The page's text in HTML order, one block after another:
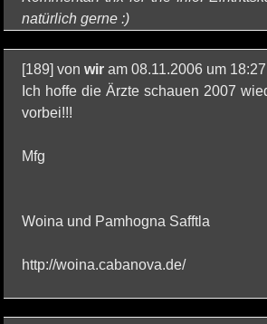
natürlich gerne :)
[189] von wir am 08.11.2006 um
Ich hoffe die Ärzte schauen 2007
vorbei!!!
Mfg
Woina und Pamhogna Safftla
http://woina.cabanova.de/